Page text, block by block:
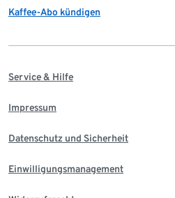
Kaffee-Abo kündigen
Service & Hilfe
Impressum
Datenschutz und Sicherheit
Einwilligungsmanagement